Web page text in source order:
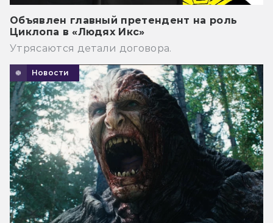
Объявлен главный претендент на роль
Циклопа в «Людях Икс»
Утрясаются детали договора.
Новости